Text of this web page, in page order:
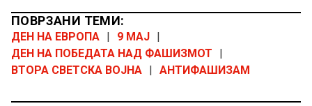
ПОВРЗАНИ ТЕМИ:
ДЕН НА ЕВРОПА 9 МАЈ
ДЕН НА ПОБЕДАТА НАД ФАШИЗМОТ
ВТОРА СВЕТСКА ВОЈНА
АНТИФАШИЗАМ